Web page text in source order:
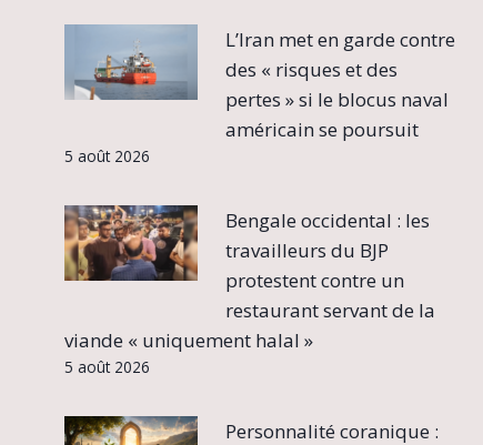
L’Iran met en garde contre
des « risques et des
pertes » si le blocus naval
américain se poursuit
5 août 2026
Bengale occidental : les
travailleurs du BJP
protestent contre un
restaurant servant de la
viande « uniquement halal »
5 août 2026
Personnalité coranique :